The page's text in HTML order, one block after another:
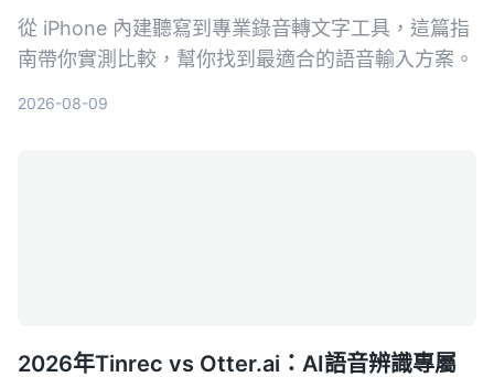
從 iPhone 內建聽寫到專業錄音轉文字工具，這篇指
南帶你實測比較，幫你找到最適合的語音輸入方案。
2026-08-09
2026年Tinrec vs Otter.ai：AI語音辨識專屬